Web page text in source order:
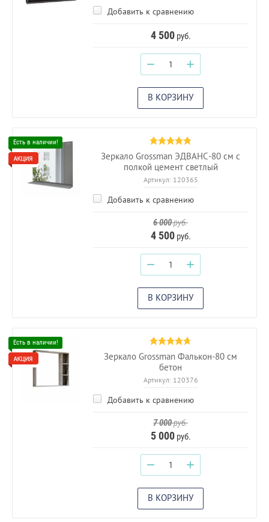
Добавить к сравнению
4 500руб.
− +
В КОРЗИНУ
Зеркало Grossman ЭДВАНС-80 см с
полкой цемент светлый
Артикул:120365
Добавить к сравнению
6 000руб.
4 500руб.
− +
В КОРЗИНУ
Зеркало Grossman Фалькон-80 см
бетон
Артикул:120376
Добавить к сравнению
7 000руб.
5 000руб.
− +
В КОРЗИНУ